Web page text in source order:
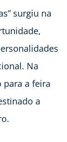
surgiu na
Na
para a feira
a